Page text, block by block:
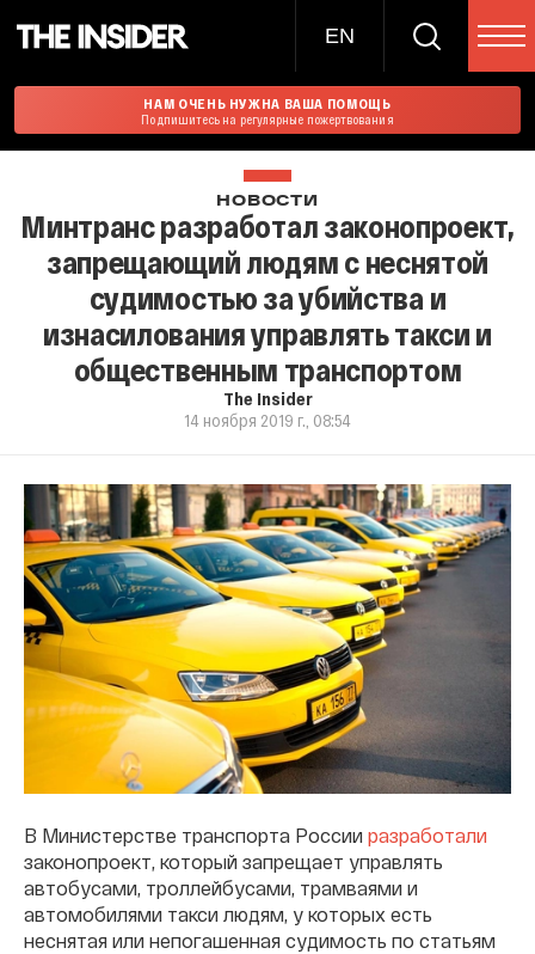
EN
НАМ ОЧЕНЬ НУЖНА ВАША ПОМОЩЬ
Подпишитесь на регулярные пожертвования
НОВОСТИ
Минтранс разработал законопроект,
запрещающий людям с неснятой
судимостью за убийства и
изнасилования управлять такси и
общественным транспортом
The Insider
14 ноября 2019 г., 08:54
В Министерстве транспорта России разработали
законопроект, который запрещает управлять
автобусами, троллейбусами, трамваями и
автомобилями такси людям, у которых есть
неснятая или непогашенная судимость по статьям